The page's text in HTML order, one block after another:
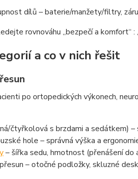
dílů – baterie/manžety/filtry,
rovnováhu „bezpečí a komfort“ :
a co v nich řešit
po ortopedických výkonech,
čtyřkolová s brzdami a sedátkem)
hole – správná výška a
– šířka sedu, hmotnost (přenášení do
– otočné podložky, skluzné